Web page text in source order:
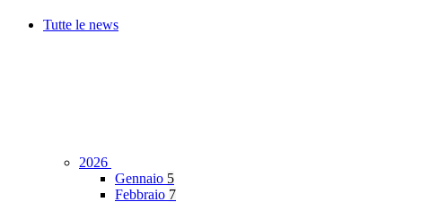
Tutte le news
2026
Gennaio 5
Febbraio 7